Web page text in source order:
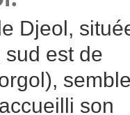
Djeol,
est de
son